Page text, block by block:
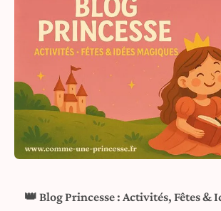
👑 Blog Princesse : Activités, Fêtes &